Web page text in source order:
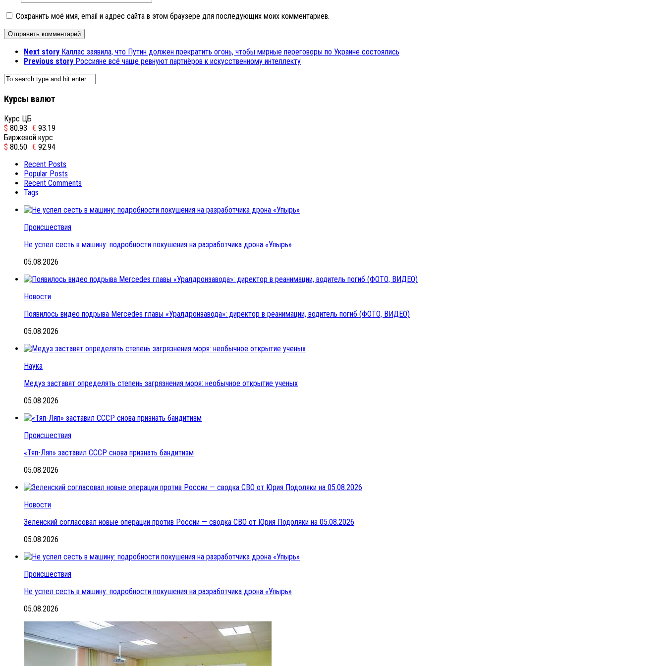
Сохранить моё имя, email и адрес сайта в этом браузере для последующих моих комментариев.
Next story Каллас заявила, что Путин должен прекратить огонь, чтобы мирные переговоры по Украине состоялись
Previous story Россияне всё чаще ревнуют партнёров к искусственному интеллекту
Курсы валют
Курс ЦБ
$ 80.93 € 93.19
Биржевой курс
$ 80.50 € 92.94
Recent Posts
Popular Posts
Recent Comments
Tags
Происшествия
Не успел сесть в машину: подробности покушения на разработчика дрона «Упырь»
05.08.2026
Новости
Появилось видео подрыва Mercedes главы «Уралдронзавода»: директор в реанимации, водитель погиб (ФОТО, ВИДЕО)
05.08.2026
Наука
Медуз заставят определять степень загрязнения моря: необычное открытие ученых
05.08.2026
Происшествия
«Тяп-Ляп» заставил СССР снова признать бандитизм
05.08.2026
Новости
Зеленский согласовал новые операции против России — сводка СВО от Юрия Подоляки на 05.08.2026
05.08.2026
Происшествия
Не успел сесть в машину: подробности покушения на разработчика дрона «Упырь»
05.08.2026